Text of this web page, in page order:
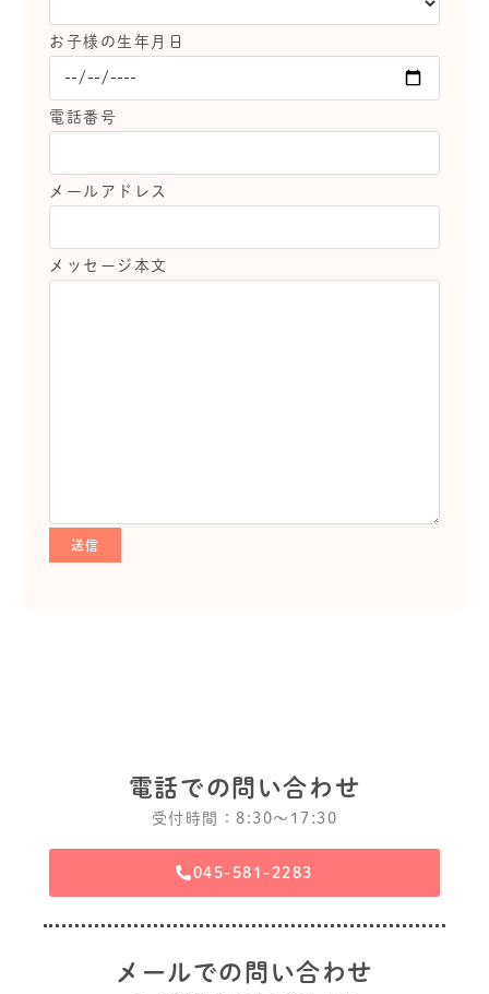
お子様の生年月日
電話番号
メールアドレス
メッセージ本文
電話での問い合わせ
受付時間：8:30〜17:30
045-581-2283
メールでの問い合わせ